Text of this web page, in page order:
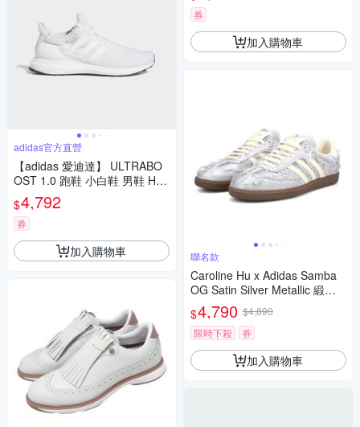
adidas官方直營
【adidas 愛迪達】 ULTRABO
OST 1.0 跑鞋 小白鞋 男鞋 HQ
4202
$4,792
券
加入購物車
券
加入購物車
聯名款
Caroline Hu x Adidas Samba
OG Satin Silver Metallic 緞面
銀 JP9283
$4,790 $4,890
限時下殺
券
加入購物車